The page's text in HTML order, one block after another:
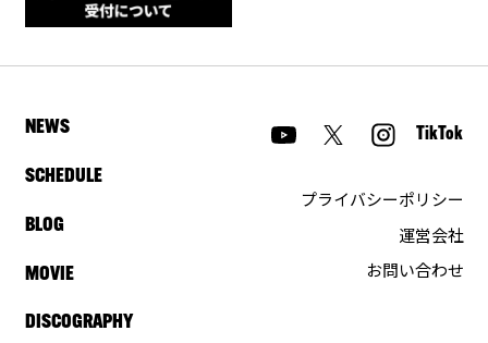
NEWS
SCHEDULE
BLOG
MOVIE
DISCOGRAPHY
TikTok
プライバシーポリシー
運営会社
お問い合わせ